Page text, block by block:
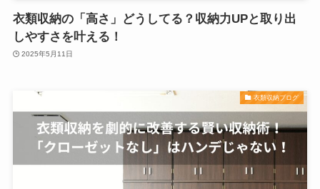
衣類収納の「高さ」どうしてる？収納力UPと取り出
しやすさを叶える！
2025年5月11日
衣類収納ブログ